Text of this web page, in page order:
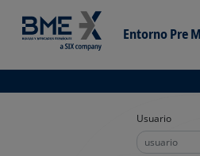
Entorno Pre
Entorno
Usuario